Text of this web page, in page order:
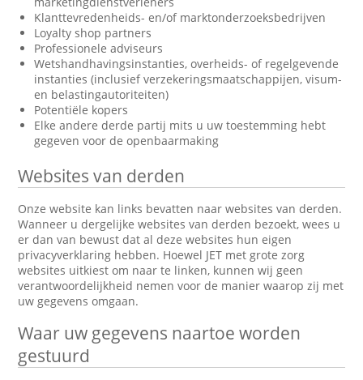
Klanttevredenheids- en/of marktonderzoeksbedrijven
Loyalty shop partners
Professionele adviseurs
Wetshandhavingsinstanties, overheids- of regelgevende
instanties (inclusief verzekeringsmaatschappijen, visum-
en belastingautoriteiten)
Potentiële kopers
Elke andere derde partij mits u uw toestemming hebt
gegeven voor de openbaarmaking
Websites van derden
Onze website kan links bevatten naar websites van derden.
Wanneer u dergelijke websites van derden bezoekt, wees u
er dan van bewust dat al deze websites hun eigen
privacyverklaring hebben. Hoewel JET met grote zorg
websites uitkiest om naar te linken, kunnen wij geen
verantwoordelijkheid nemen voor de manier waarop zij met
uw gegevens omgaan.
Waar uw gegevens naartoe worden
gestuurd